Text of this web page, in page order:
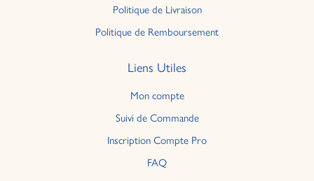
Politique de Livraison
Politique de Remboursement
Liens Utiles
Mon compte
Suivi de Commande
Inscription Compte Pro
FAQ